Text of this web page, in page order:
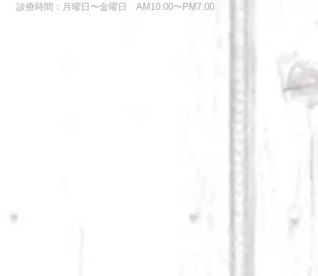
診療時間：月曜日〜金曜日 AM10:00〜PM7:00